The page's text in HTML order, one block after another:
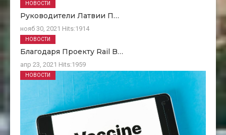
Руководители Латвии П…
нояб 30, 2021 Hits:1914
НОВОСТИ
Благодаря Проекту Rail B…
апр 23, 2021 Hits:1959
НОВОСТИ
НОВОСТИ